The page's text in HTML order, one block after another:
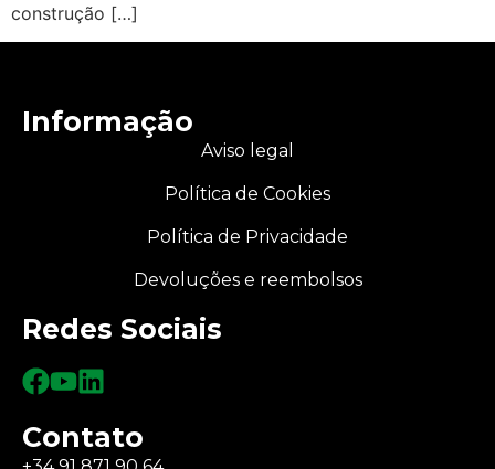
construção […]
Informação
Aviso legal
Política de Cookies
Política de Privacidade
Devoluções e reembolsos
Redes Sociais
Contato